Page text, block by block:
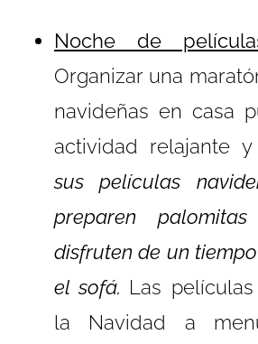
Noche de
Organizar una
navideñas en casa
actividad relajante y
sus películas
preparen
disfruten de un
el sofá. Las
la Navidad a